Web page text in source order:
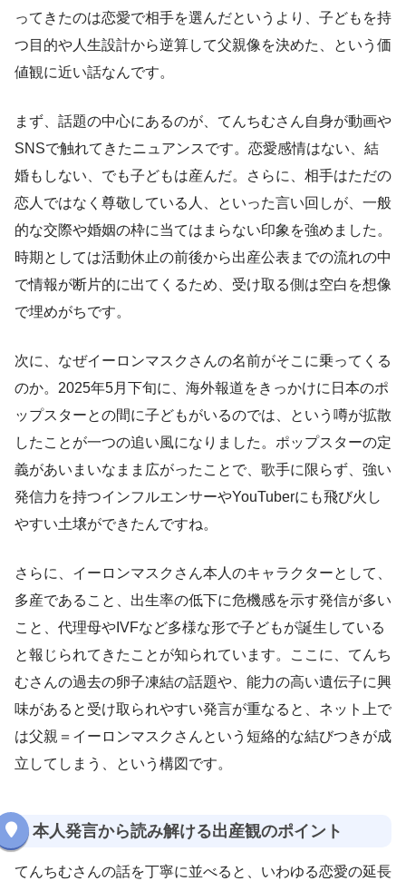
ってきたのは恋愛で相手を選んだというより、子どもを持
つ目的や人生設計から逆算して父親像を決めた、という価
値観に近い話なんです。
まず、話題の中心にあるのが、てんちむさん自身が動画や
SNSで触れてきたニュアンスです。恋愛感情はない、結
婚もしない、でも子どもは産んだ。さらに、相手はただの
恋人ではなく尊敬している人、といった言い回しが、一般
的な交際や婚姻の枠に当てはまらない印象を強めました。
時期としては活動休止の前後から出産公表までの流れの中
で情報が断片的に出てくるため、受け取る側は空白を想像
で埋めがちです。
次に、なぜイーロンマスクさんの名前がそこに乗ってくる
のか。2025年5月下旬に、海外報道をきっかけに日本のポ
ップスターとの間に子どもがいるのでは、という噂が拡散
したことが一つの追い風になりました。ポップスターの定
義があいまいなまま広がったことで、歌手に限らず、強い
発信力を持つインフルエンサーやYouTuberにも飛び火し
やすい土壌ができたんですね。
さらに、イーロンマスクさん本人のキャラクターとして、
多産であること、出生率の低下に危機感を示す発信が多い
こと、代理母やIVFなど多様な形で子どもが誕生している
と報じられてきたことが知られています。ここに、てんち
むさんの過去の卵子凍結の話題や、能力の高い遺伝子に興
味があると受け取られやすい発言が重なると、ネット上で
は父親＝イーロンマスクさんという短絡的な結びつきが成
立してしまう、という構図です。
本人発言から読み解ける出産観のポイント
てんちむさんの話を丁寧に並べると、いわゆる恋愛の延長